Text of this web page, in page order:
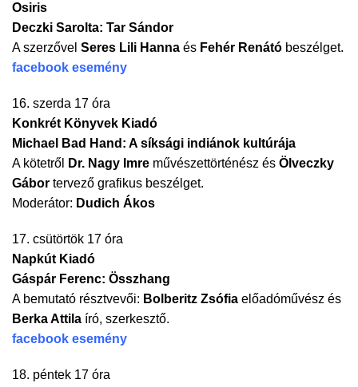
Osiris
Deczki Sarolta: Tar Sándor
A szerzővel Seres Lili Hanna és Fehér Renátó beszélget.
facebook esemény
16. szerda 17 óra
Konkrét Könyvek Kiadó
Michael Bad Hand: A síksági indiánok kultúrája
A kötetről
Dr. Nagy Imre művészettörténész és Ölveczky
Gábor tervező grafikus beszélget.
Moderátor: Dudich Ákos
17. csütörtök 17 óra
Napkút Kiadó
Gáspár Ferenc: Összhang
A bemutató résztvevői: Bolberitz Zsófia előadóművész és
Berka Attila író, szerkesztő.
facebook esemény
18. péntek 17 óra